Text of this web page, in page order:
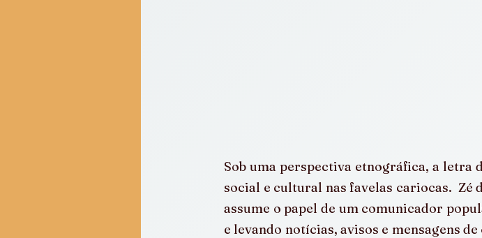
Sob uma perspectiva etnográfica, a letra
social e cultural nas favelas cariocas.  Zé
assume o papel de um comunicador
e levando notícias, avisos e mensagens